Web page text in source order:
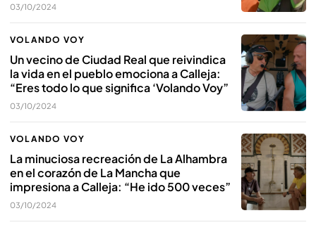
03/10/2024
VOLANDO VOY
Un vecino de Ciudad Real que reivindica
la vida en el pueblo emociona a Calleja:
“Eres todo lo que significa ‘Volando Voy”
03/10/2024
VOLANDO VOY
La minuciosa recreación de La Alhambra
en el corazón de La Mancha que
impresiona a Calleja: “He ido 500 veces”
03/10/2024